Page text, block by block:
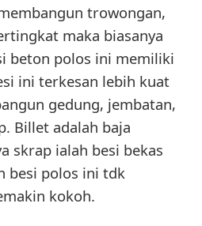
trowongan,
maka biasanya
beton polos ini memiliki
ini terkesan lebih kuat
gedung, jembatan,
Billet adalah baja
skrap ialah besi bekas
besi polos ini tdk
kokoh.